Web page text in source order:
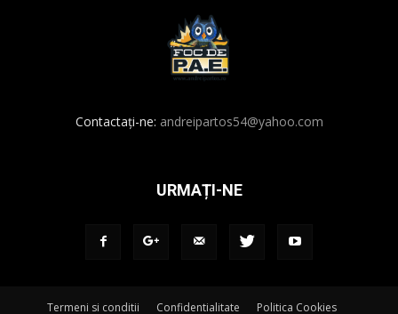
Contactați-ne: andreipartos54@yahoo.com
URMAȚI-NE
Termeni si conditii Confidentialitate Politica Cookies